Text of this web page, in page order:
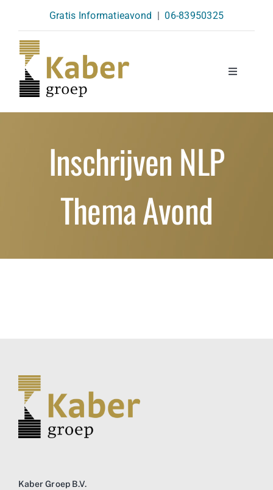
content
Gratis Informatieavond | 06-83950325
Toggle
Opleidingen
Agenda
Over Ons
Inschrijven NLP
Thema Avond
Kaber Groep B.V.